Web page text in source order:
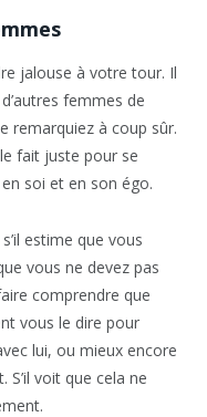
jalouse à votre tour. Il
femmes de
remarquiez à coup sûr.
fait juste pour se
soi et en son égo.
estime que vous
vous ne devez pas
comprendre que
vous le dire pour
lui, ou mieux encore
voit que cela ne